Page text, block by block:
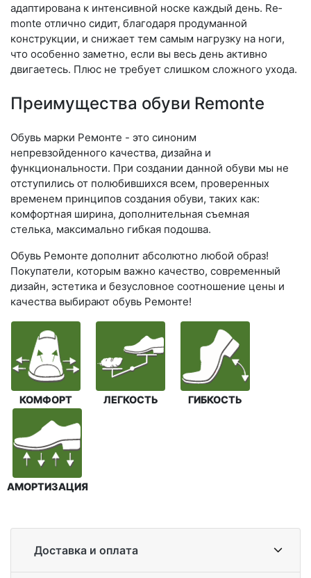
адаптирована к интенсивной носке каждый день. Re­
mon­te отлично сидит, благодаря продуманной
конструкции, и снижает тем самым нагрузку на ноги,
что особенно заметно, если вы весь день активно
двигаетесь. Плюс не требует слишком сложного ухода.
Преимущества обуви Remonte
Обувь марки Ремонте - это синоним
непревзойденного качества, дизайна и
функциональности. При создании данной обуви мы не
отступились от полюбившихся всем, проверенных
временем принципов создания обуви, таких как:
комфортная ширина, дополнительная съемная
стелька, максимально гибкая подошва.
Обувь Ремонте дополнит абсолютно любой образ!
Покупатели, которым важно качество, современный
дизайн, эстетика и безусловное соотношение цены и
качества выбирают обувь Ремонте!
КОМФОРТ ЛЕГКОСТЬ ГИБКОСТЬ
АМОРТИЗАЦИЯ
Доставка и оплата